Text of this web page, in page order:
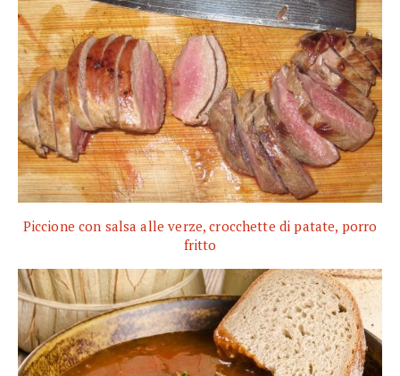
Piccione con salsa alle verze, crocchette di patate, porro
fritto